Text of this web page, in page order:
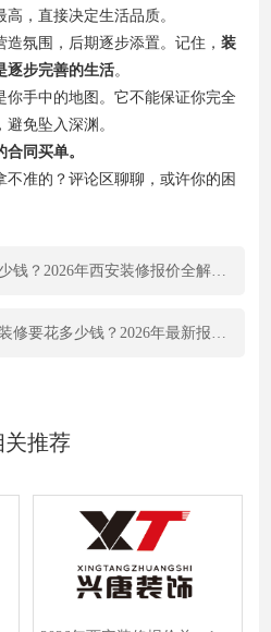
，直接决定生活品质。
氛围，后期逐步添置。记住， 装
逐步完善的生活。
你手中的地图。它不能保证你完全
免坠入深渊。
同买单。
准的？评论区聊聊，或许你的困
上一篇：西安130㎡装修多少钱？2026年西安装修报价全解析，附省钱避坑指南
下一篇：西安140㎡大平层装修要花多少钱？2026年最新报价清单公示，避坑指南！
关推荐